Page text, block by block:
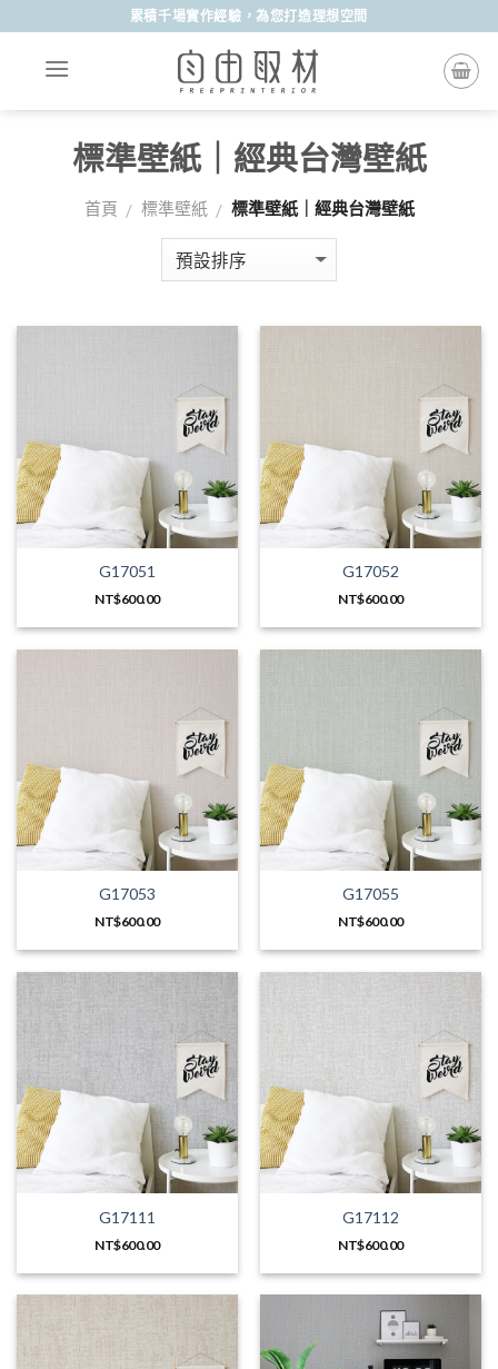
content
累積千場實作經驗，為您打造理想空間
標準壁紙｜經典台灣壁紙
首頁 / 標準壁紙 / 標準壁紙｜經典台灣壁紙
G17051
NT$600.00
G17052
NT$600.00
G17053
NT$600.00
G17055
NT$600.00
G17111
NT$600.00
G17112
NT$600.00